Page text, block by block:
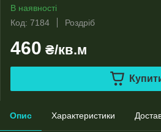
В наявності
Код: 7184
Роздріб
460 ₴/кв.м
Опис Характеристики